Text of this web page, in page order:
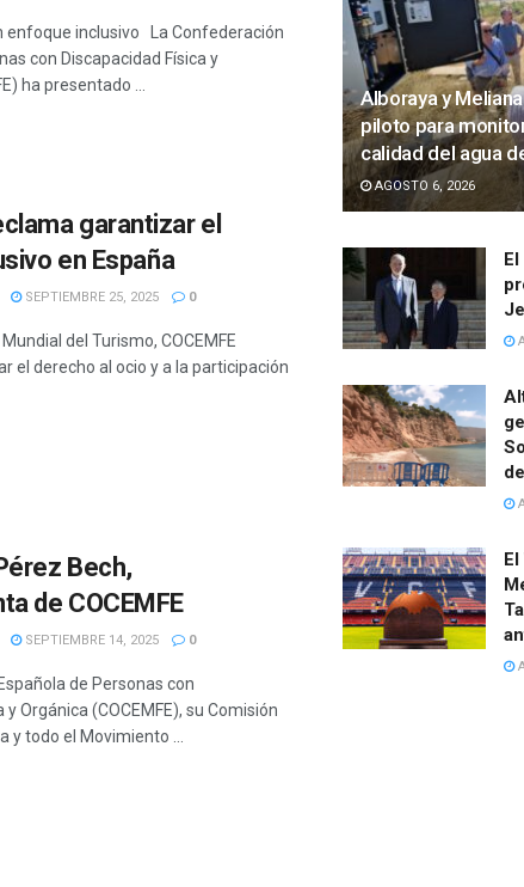
enfoque inclusivo La Confederación
con Discapacidad Física y
ha presentado ...
garantizar el
en España
SEPTIEMBRE 25, 2025 0
del Turismo, COCEMFE
el derecho al ocio y a la participación
Bech,
de COCEMFE
SEPTIEMBRE 14, 2025 0
de Personas con
y Orgánica (COCEMFE), su Comisión
y todo el Movimiento ...
Alboraya y
piloto para
calidad del agua
AGOSTO 6, 2026